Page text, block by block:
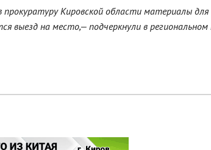
Кировской области материалы
выезд на место,— подчеркнули в